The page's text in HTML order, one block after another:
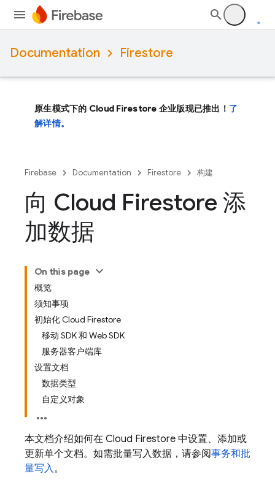
Documentation Firestore
原生模式下的 Cloud Firestore 企业版现已推出！ 了
解详情。
Firebase Documentation Firestore 构建
向 Cloud Firestore 添
加数据
On this page
概览
须知事项
初始化 Cloud Firestore
移动 SDK 和 Web SDK
服务器客户端库
设置文档
数据类型
自定义对象
本文档介绍如何在 Cloud Firestore 中设置、添加或
更新单个文档。如需批量写入数据，请参阅事务和批
量写入。